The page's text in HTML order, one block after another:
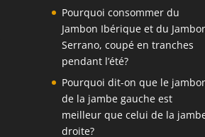
Pourquoi consommer du
Jambon Ibérique et du
Serrano, coupé en tranches
pendant l’été?
Pourquoi dit-on que le
de la jambe gauche est
meilleur que celui de la
droite?